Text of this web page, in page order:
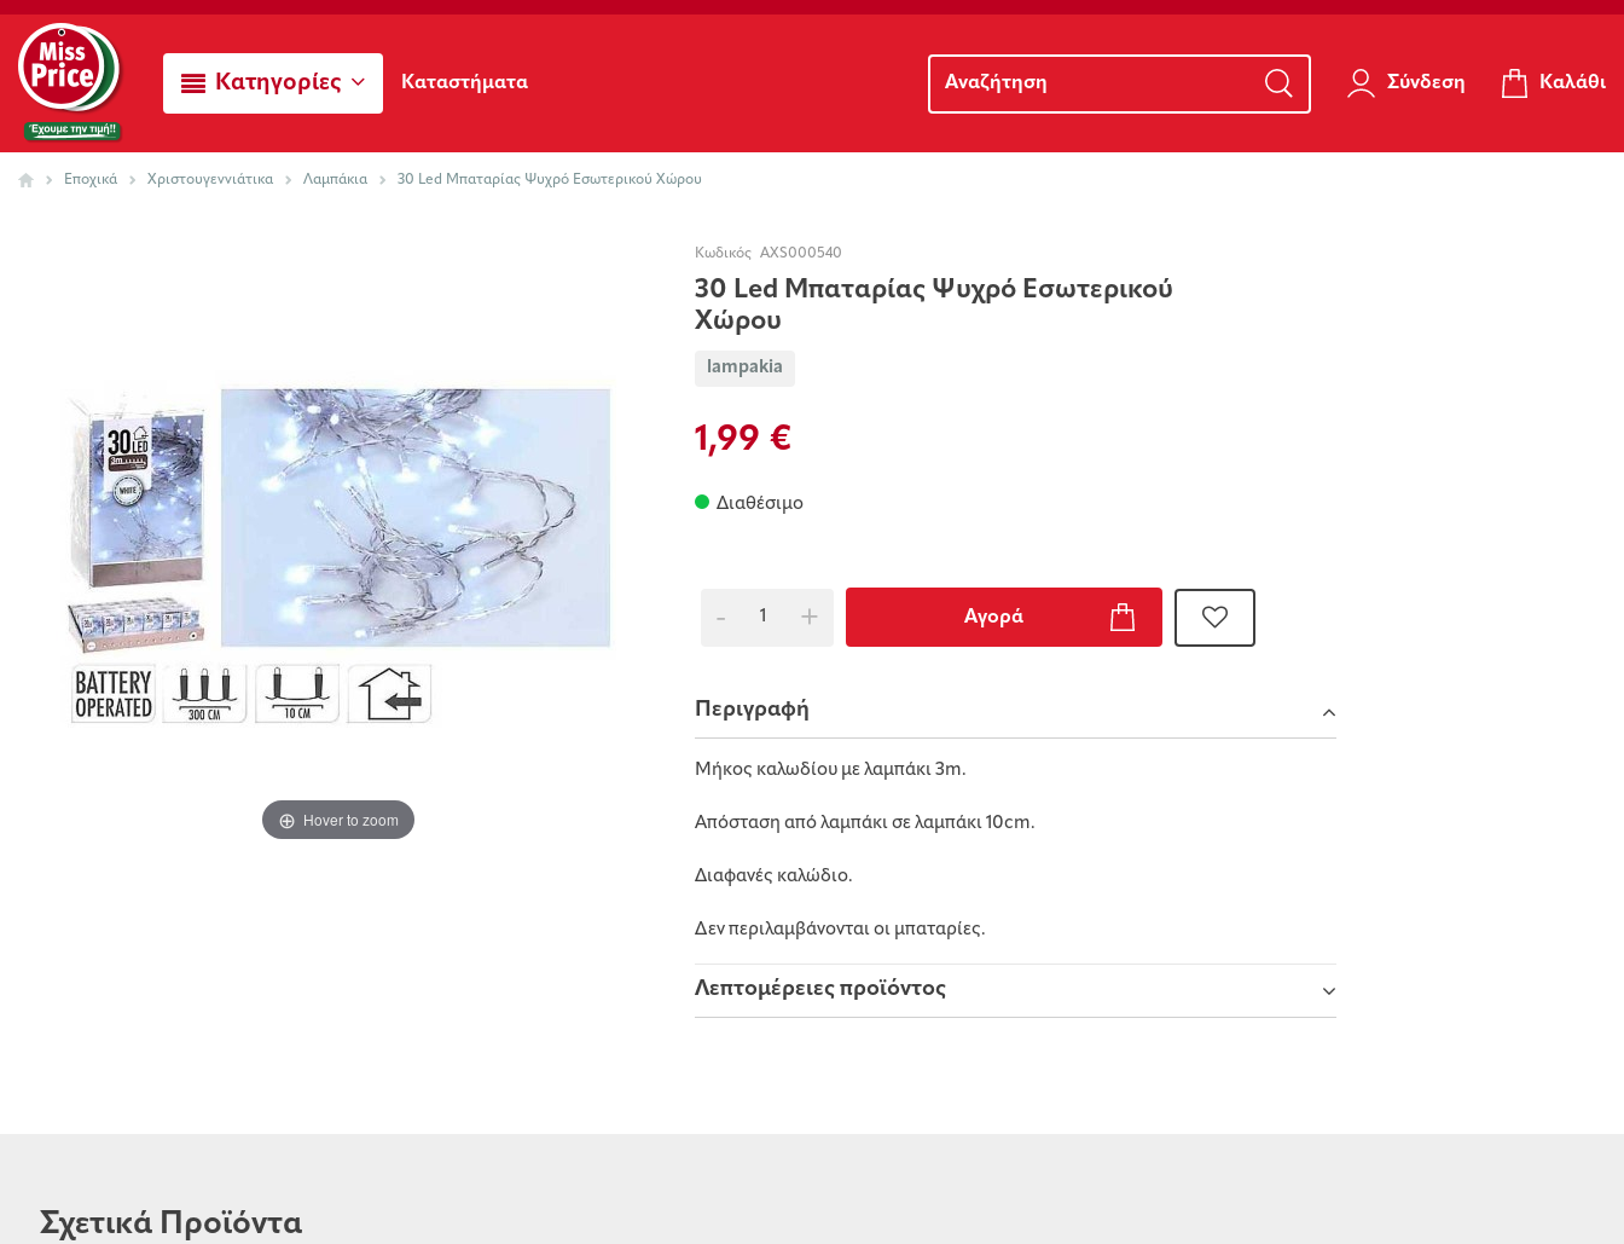
Κατηγορίες Καταστήματα Σύνδεση Καλάθι
Εποχικά Χριστουγεννιάτικα Λαμπάκια 30 Led Μπαταρίας Ψυχρό Εσωτερικού Χώρου
Hover to zoom
Κωδικός AXS000540
30 Led Μπαταρίας Ψυχρό Εσωτερικού
Χώρου
lampakia
1,99 €
Διαθέσιμο
- + Αγορά
Περιγραφή
Μήκος καλωδίου με λαμπάκι 3m.
Απόσταση από λαμπάκι σε λαμπάκι 10cm.
Διαφανές καλώδιο.
Δεν περιλαμβάνονται οι μπαταρίες.
Λεπτομέρειες προϊόντος
Σχετικά Προϊόντα